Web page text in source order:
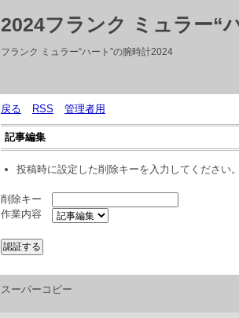
2024フランク ミュラー“
フランク ミュラー“ハート”の腕時計2024
戻る RSS 管理者用
記事編集
投稿時に設定した削除キーを入力してください
削除キー
作業内容
スーパーコピー